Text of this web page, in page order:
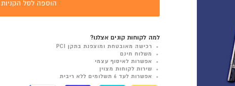
הוספה לסל הקניות
למה לקוחות קונים אצלנו?
רכישה מאובטחת ומוצפנת בתקן PCI
משלוח חינם
אפשרות לאיסוף עצמי
שירות לקוחות מצוין
אפשרות לעד 6 תשלומים ללא ריבית